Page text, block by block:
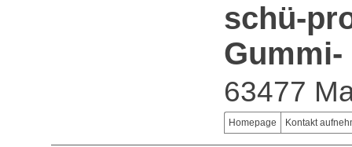
schü-
63477
Homepage Kontakt